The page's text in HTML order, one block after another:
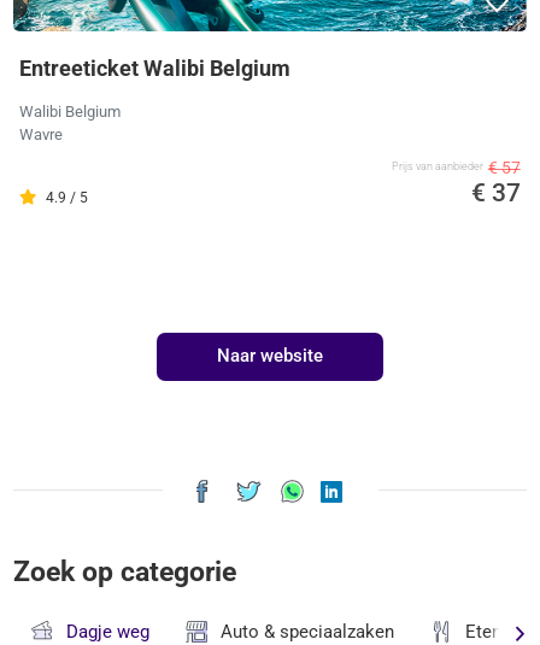
Entreeticket Walibi Belgium
Walibi Belgium
Wavre
4.9 / 5
Prijs van aanbieder € 57
€ 37
Naar website
Zoek op categorie
Dagje weg Auto & speciaalzaken Eten &